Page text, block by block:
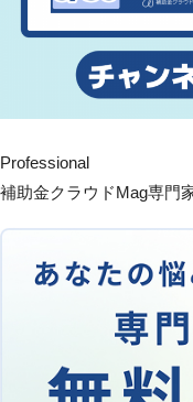
Professional
補助金クラウドMag専門